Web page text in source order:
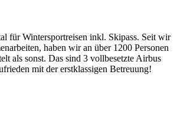
für Wintersportreisen inkl. Skipass. Seit wir
haben wir an über 1200 Personen
als sonst. Das sind 3 vollbesetzte Airbus
mit der erstklassigen Betreuung!